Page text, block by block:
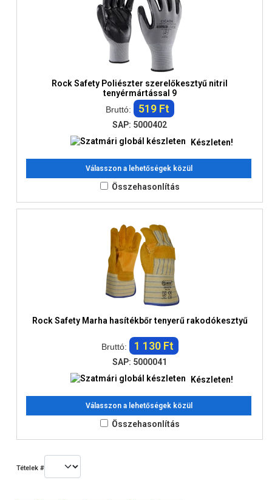
Rock Safety Poliészter szerelőkesztyű nitril
tenyérmártással 9
Bruttó:
519 Ft
SAP: 5000402
Készleten!
Válasszon a lehetőségek közül
Összehasonlítás
Rock Safety Marha hasítékbőr tenyerű rakodókesztyű
Bruttó: 1 130 Ft
SAP: 5000041
Készleten!
Válasszon a lehetőségek közül
Összehasonlítás
Tételek #